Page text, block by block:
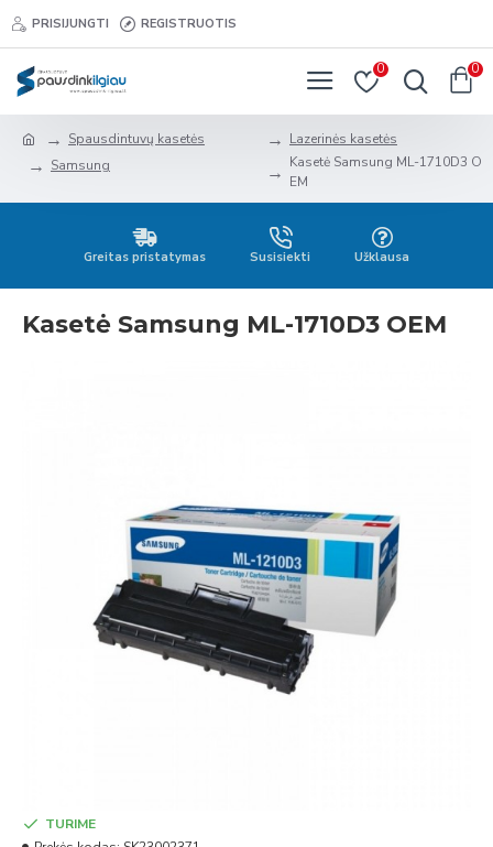
PRISIJUNGTI REGISTRUOTIS
0 0
Spausdintuvų kasetės
Samsung
Lazerinės kasetės
Kasetė Samsung ML-1710D3 O
EM
Greitas pristatymas Susisiekti Užklausa
Kasetė Samsung ML-1710D3 OEM
TURIME